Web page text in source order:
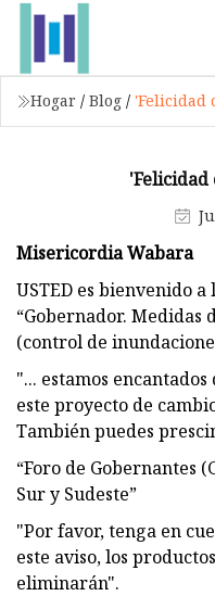
Hogar / Blog / 'Felicidad
'Felicidad
Misericordia Wabara
USTED es bienvenido
“Gobernador. Medidas
(control de
"... estamos
este proyecto de
También puedes
“Foro de Gobernantes
Sur y Sudeste”
"Por favor, tenga en
este aviso, los
eliminarán".